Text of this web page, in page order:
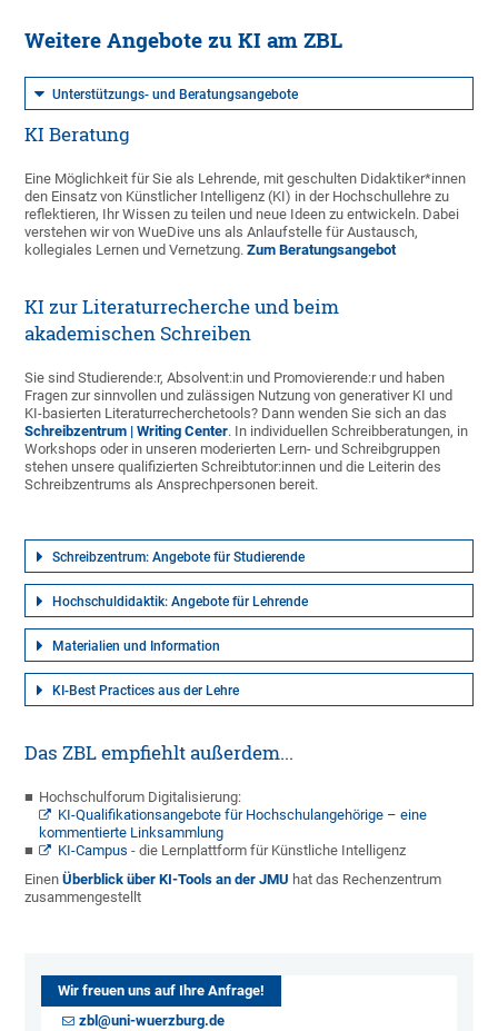
Weitere Angebote zu KI am ZBL
Unterstützungs- und Beratungsangebote
KI Beratung
Eine Möglichkeit für Sie als Lehrende, mit geschulten Didaktiker*innen
den Einsatz von Künstlicher Intelligenz (KI) in der Hochschullehre zu
reflektieren, Ihr Wissen zu teilen und neue Ideen zu entwickeln. Dabei
verstehen wir von WueDive uns als Anlaufstelle für Austausch,
kollegiales Lernen und Vernetzung.Zum Beratungsangebot
KI zur Literaturrecherche und beim
akademischen Schreiben
Sie sind Studierende:r, Absolvent:in und Promovierende:r und haben
Fragen zur sinnvollen und zulässigen Nutzung von generativer KI und
KI-basierten Literaturrecherchetools? Dann wenden Sie sich an das
Schreibzentrum | Writing Center. In individuellen Schreibberatungen, in
Workshops oder in unseren moderierten Lern- und Schreibgruppen
stehen unsere qualifizierten Schreibtutor:innen und die Leiterin des
Schreibzentrums als Ansprechpersonen bereit.
Schreibzentrum: Angebote für Studierende
Hochschuldidaktik: Angebote für Lehrende
Materialien und Information
KI-Best Practices aus der Lehre
Das ZBL empfiehlt außerdem...
Hochschulforum Digitalisierung:
KI-Qualifikationsangebote für Hochschulangehörige – eine
kommentierte Linksammlung
KI-Campus - die Lernplattform für Künstliche Intelligenz
EinenÜberblick über KI-Tools an der JMU hat das Rechenzentrum
zusammengestellt
Wir freuen uns auf Ihre Anfrage!
zbl@uni-wuerzburg.de